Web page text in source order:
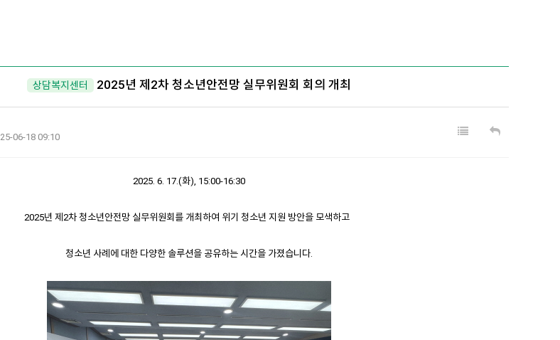
상담복지센터 2025년 제2차 청소년안전망 실무위원회 회의 개최
25-06-18 09:10
2025. 6. 17.(화), 15:00-16:30
2025년 제2차 청소년안전망 실무위원회를 개최하여 위기 청소년 지원 방안을 모색하고
청소년 사례에 대한 다양한 솔루션을 공유하는 시간을 가졌습니다.